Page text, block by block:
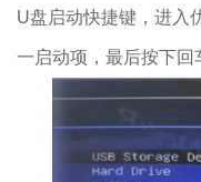
U盘启动快捷键，进入
一启动项，最后按下